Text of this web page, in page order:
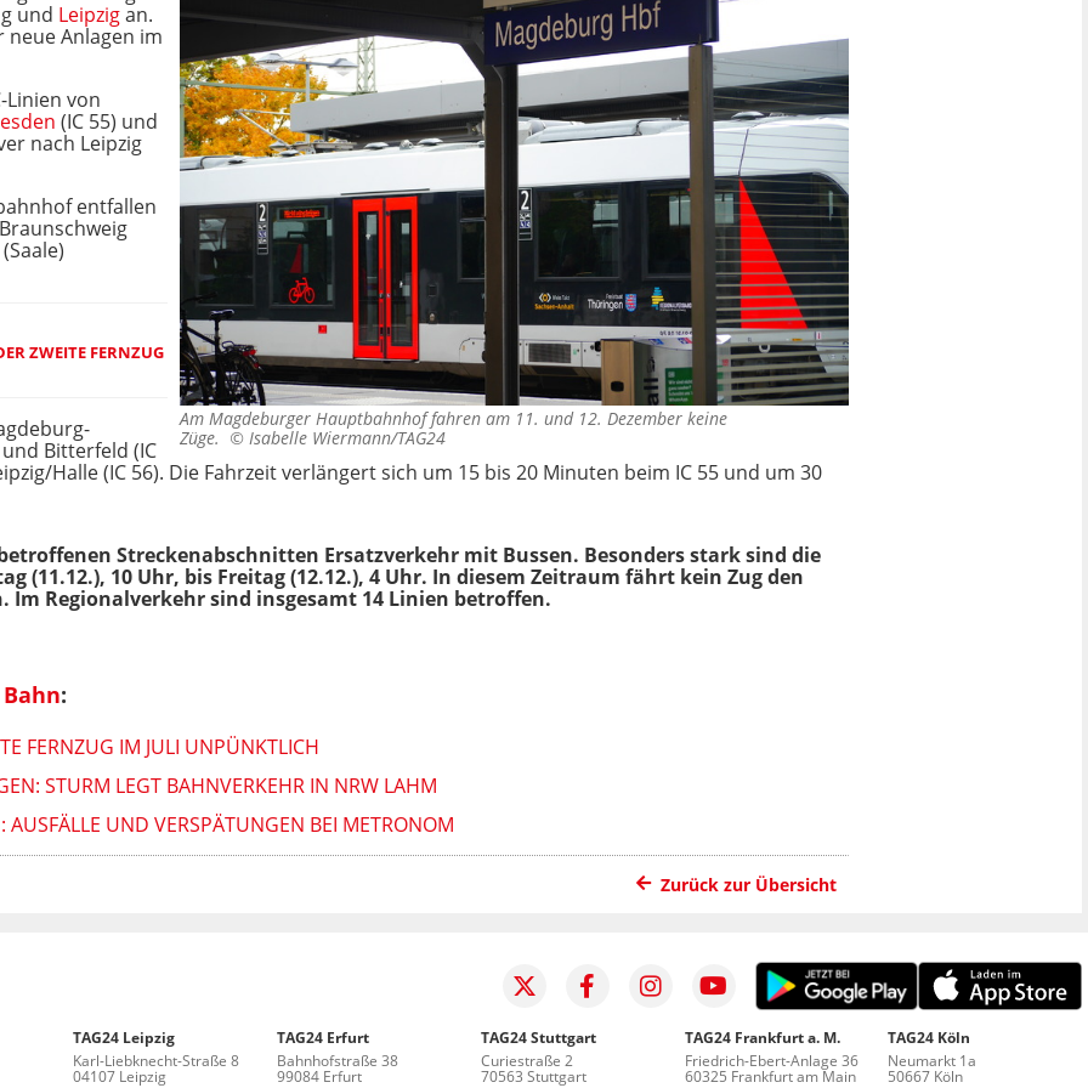
Am Magdeburger Hauptbahnhof fahren am 11. und 12. Dezember keine
Züge. © Isabelle Wiermann/TAG24
und Leipzigan.
Anlagen im
Linien von
(IC 55) und
nach Leipzig
entfallen
ZWEITE FERNZUG
Bitterfeld (IC
Halle (IC 56). Die Fahrzeit verlängert sich um 15 bis 20 Minuten beim IC 55 und um 30
Streckenabschnitten Ersatzverkehr mit Bussen. Besonders stark sind die
(11.12.), 10 Uhr, bis Freitag (12.12.), 4 Uhr. In diesem Zeitraum fährt kein Zug den
Im Regionalverkehr sind insgesamt 14 Linien betroffen.
:
FERNZUG IM JULI UNPÜNKTLICH
STURM LEGT BAHNVERKEHR IN NRW LAHM
AUSFÄLLE UND VERSPÄTUNGEN BEI METRONOM
Zurück zur Übersicht
TAG24 Leipzig
Karl-Liebknecht-Straße 8
04107 Leipzig
TAG24 Erfurt
Bahnhofstraße 38
99084 Erfurt
TAG24 Stuttgart
Curiestraße 2
70563 Stuttgart
TAG24 Frankfurt a. M.
Friedrich-Ebert-Anlage 36
60325 Frankfurt am Main
TAG24 Köln
Neumarkt 1a
50667 Köln